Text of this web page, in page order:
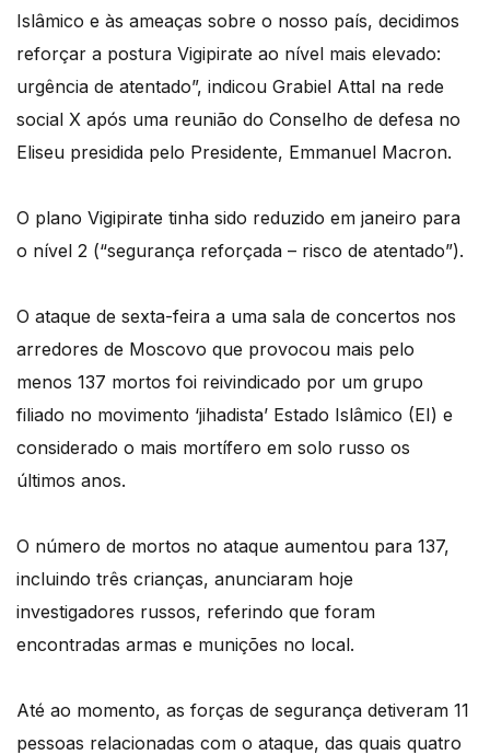
Islâmico e às ameaças sobre o nosso país, decidimos
reforçar a postura Vigipirate ao nível mais elevado:
urgência de atentado”, indicou Grabiel Attal na rede
social X após uma reunião do Conselho de defesa no
Eliseu presidida pelo Presidente, Emmanuel Macron.
O plano Vigipirate tinha sido reduzido em janeiro para
o nível 2 (“segurança reforçada – risco de atentado”).
O ataque de sexta-feira a uma sala de concertos nos
arredores de Moscovo que provocou mais pelo
menos 137 mortos foi reivindicado por um grupo
filiado no movimento ‘jihadista’ Estado Islâmico (EI) e
considerado o mais mortífero em solo russo os
últimos anos.
O número de mortos no ataque aumentou para 137,
incluindo três crianças, anunciaram hoje
investigadores russos, referindo que foram
encontradas armas e munições no local.
Até ao momento, as forças de segurança detiveram 11
pessoas relacionadas com o ataque, das quais quatro